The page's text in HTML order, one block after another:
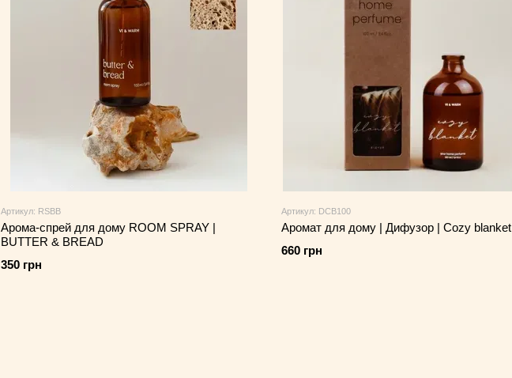
Артикул: RSBB
Арома-спрей для дому ROOM SPRAY |
BUTTER & BREAD
350 грн
Артикул: DCB100
Аромат для дому | Дифузор | Cozy blanket
660 грн